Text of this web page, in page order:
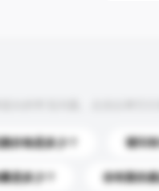
价格是多少？ 请问
是多少？ 你有新的